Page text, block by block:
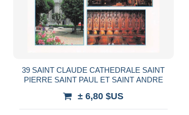
39 SAINT CLAUDE CATHEDRALE SAINT
PIERRE SAINT PAUL ET SAINT ANDRE
± 6,80 $US